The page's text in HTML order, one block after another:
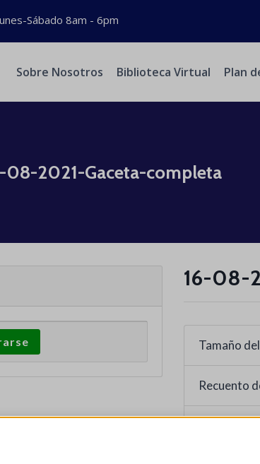
Sábado 8am - 6pm
Sobre Nosotros Biblioteca Virtual Plan
08-2021-Gaceta-completa
16-08-
Tamaño
Recuento